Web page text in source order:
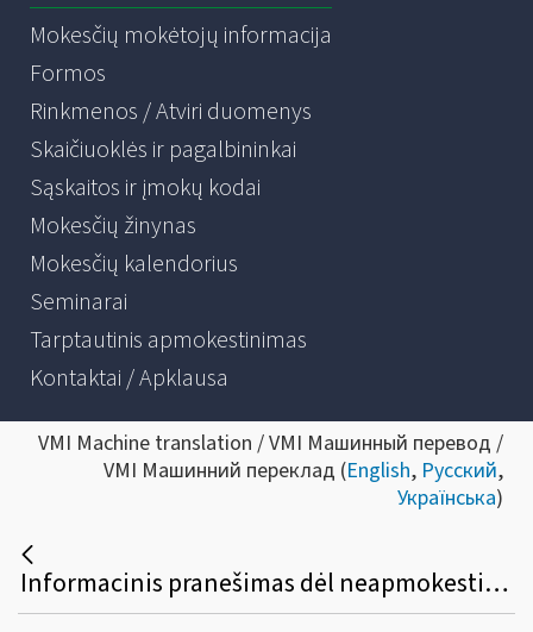
Mokesčių mokėtojų informacija
Formos
Rinkmenos / Atviri duomenys
Skaičiuoklės ir pagalbininkai
Sąskaitos ir įmokų kodai
Mokesčių žinynas
Mokesčių kalendorius
Seminarai
Tarptautinis apmokestinimas
Kontaktai / Apklausa
VMI Machine translation / VMI Машинный перевод /
VMI Машинний переклад (English, Русский,
Українська)
Informacinis pranešimas dėl neapmokestinamųjų pajamų dydžių 2024 metais